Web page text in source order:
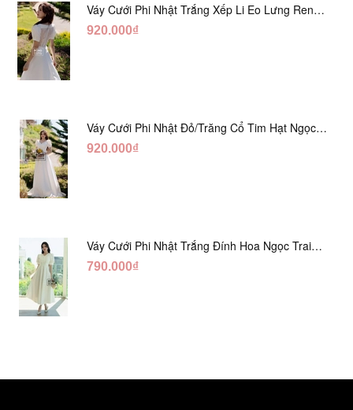
Váy Cưới Phi Nhật Trắng Xếp Li Eo Lưng Ren
DC547
920.000₫
Váy Cưới Phi Nhật Đỏ/Trăng Cổ Tim Hạt Ngọc
DC548
920.000₫
Váy Cưới Phi Nhật Trắng Đính Hoa Ngọc Trai
Lửng DC465
790.000₫